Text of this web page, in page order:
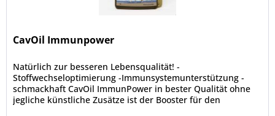
CavOil Immunpower
Natürlich zur besseren Lebensqualität! -
Stoffwechseloptimierung -Immunsystemunterstützung -
schmackhaft CavOil ImmunPower in bester Qualität ohne
jegliche künstliche Zusätze ist der Booster für den